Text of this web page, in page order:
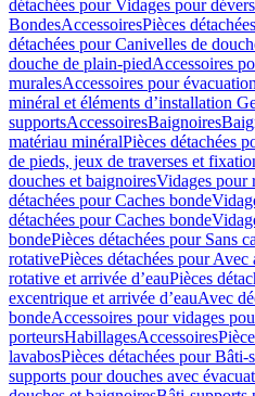
détachées pour Vidages pour
BondesAccessoiresPièces
détachées pour Canivelles de
douche de plain-piedAccessoires
muralesAccessoires pour
minéral et éléments d’installation
supportsAccessoiresBaignoires
matériau minéralPièces détachées
de pieds, jeux de traverses et
douches et baignoiresVidages pour
détachées pour Caches bonde
détachées pour Caches bonde
bondePièces détachées pour Sans
rotativePièces détachées pour
rotative et arrivée d’eauPièces
excentrique et arrivée d’eauAvec
bondeAccessoires pour vidages
porteursHabillagesAccessoires
lavabosPièces détachées pour
supports pour douches avec